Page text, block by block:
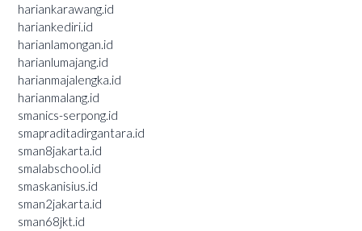
hariankarawang.id
hariankediri.id
harianlamongan.id
harianlumajang.id
harianmajalengka.id
harianmalang.id
smanics-serpong.id
smapraditadirgantara.id
sman8jakarta.id
smalabschool.id
smaskanisius.id
sman2jakarta.id
sman68jkt.id